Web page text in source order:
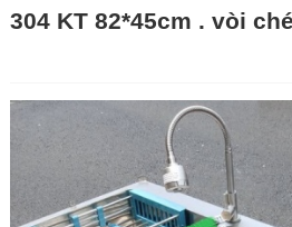
304 KT 82*45cm . vòi